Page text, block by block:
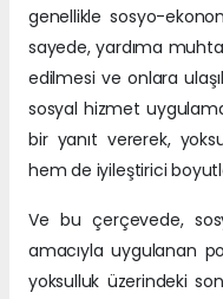
genellikle sosyo-
sayede, yardıma
edilmesi ve onlara
sosyal hizmet
bir yanıt vererek,
hem de iyileştirici
Ve bu çerçevede,
amacıyla uygulanan
yoksulluk üzerindeki